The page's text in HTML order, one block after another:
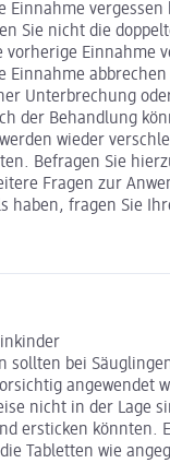
Einnahme vergessen
Sie nicht die
vorherige Einnahme
Einnahme abbrechen
Unterbrechung
der Behandlung
wieder
Befragen Sie
Fragen zur
haben, fragen Sie
sollten bei
angewendet
nicht in der Lage
ersticken könnten.
Tabletten wie